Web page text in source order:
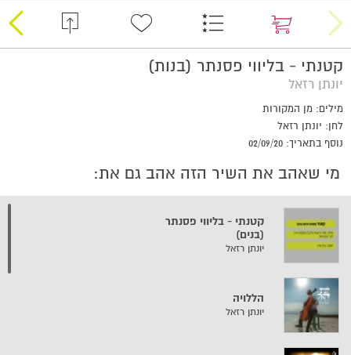
קטנתי - בליווי פסנתר (בנות)
יונתן רזאל
מילים: מן המקורות
לחן: יונתן רזאל
נוסף בתאריך: 02/09/20
מי שאהב את השיר הזה אהב גם את:
קטנתי - בליווי פסנתר
(בנים)
יונתן רזאל
הללויה
יונתן רזאל